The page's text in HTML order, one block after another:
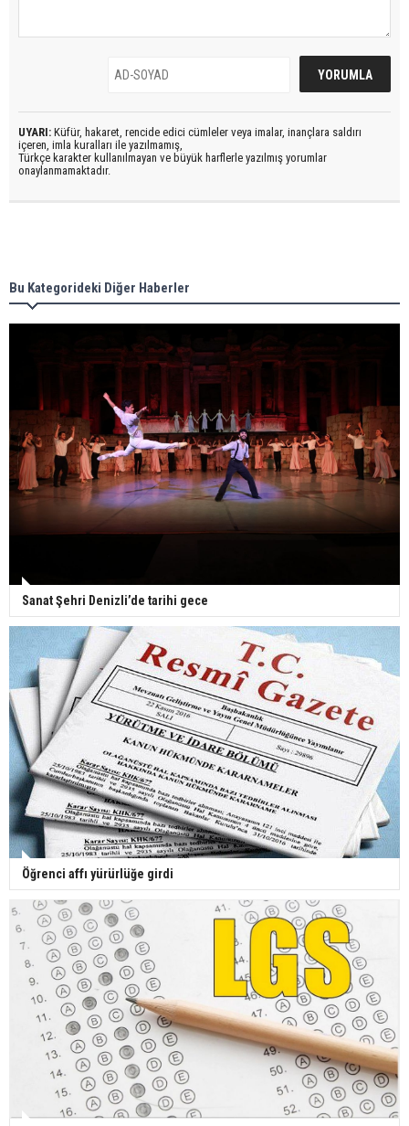
UYARI: Küfür, hakaret, rencide edici cümleler veya imalar, inançlara saldırı
içeren, imla kuralları ile yazılmamış,
Türkçe karakter kullanılmayan ve büyük harflerle yazılmış yorumlar
onaylanmamaktadır.
Bu Kategorideki Diğer Haberler
Sanat Şehri Denizli’de tarihi gece
Öğrenci affı yürürlüğe girdi